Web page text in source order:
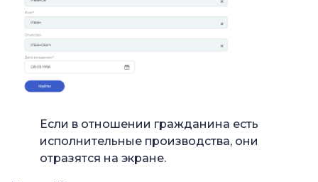
Если в отношении гражданина есть
исполнительные производства, они
отразятся на экране.